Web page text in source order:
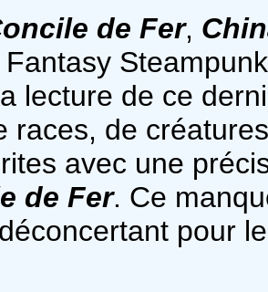
de Fer,
Fantasy
lecture de ce
races, de
avec une
de Fer. Ce
pour